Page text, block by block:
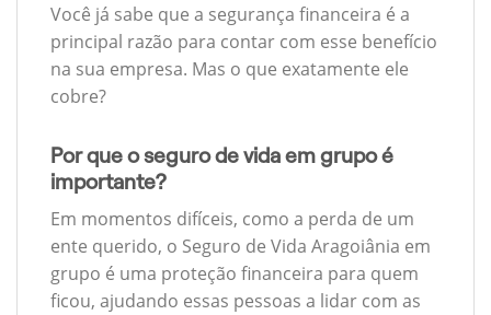
Você já sabe que a segurança financeira é a
principal razão para contar com esse benefício
na sua empresa. Mas o que exatamente ele
cobre?
Por que o seguro de vida em grupo é
importante?
Em momentos difíceis, como a perda de um
ente querido, o Seguro de Vida Aragoiânia em
grupo é uma proteção financeira para quem
ficou, ajudando essas pessoas a lidar com as